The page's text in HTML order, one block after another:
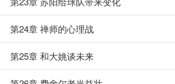
第24章 禅师的心理战
第25章 和大姚谈未来